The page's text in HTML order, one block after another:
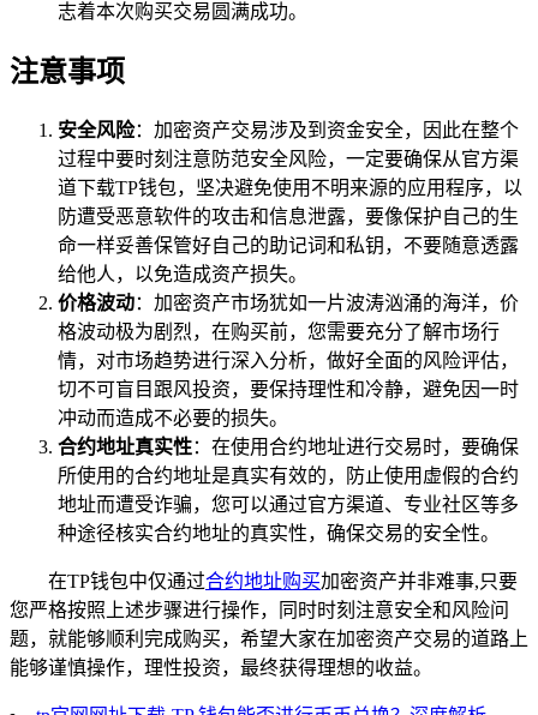
志着本次购买交易圆满成功。
注意事项
安全风险：加密资产交易涉及到资金安全，因此在整个
过程中要时刻注意防范安全风险，一定要确保从官方渠
道下载TP钱包，坚决避免使用不明来源的应用程序，以
防遭受恶意软件的攻击和信息泄露，要像保护自己的生
命一样妥善保管好自己的助记词和私钥，不要随意透露
给他人，以免造成资产损失。
价格波动：加密资产市场犹如一片波涛汹涌的海洋，价
格波动极为剧烈，在购买前，您需要充分了解市场行
情，对市场趋势进行深入分析，做好全面的风险评估，
切不可盲目跟风投资，要保持理性和冷静，避免因一时
冲动而造成不必要的损失。
合约地址真实性：在使用合约地址进行交易时，要确保
所使用的合约地址是真实有效的，防止使用虚假的合约
地址而遭受诈骗，您可以通过官方渠道、专业社区等多
种途径核实合约地址的真实性，确保交易的安全性。
在TP钱包中仅通过合约地址购买加密资产并非难事,只要
您严格按照上述步骤进行操作，同时时刻注意安全和风险问
题，就能够顺利完成购买，希望大家在加密资产交易的道路上
能够谨慎操作，理性投资，最终获得理想的收益。